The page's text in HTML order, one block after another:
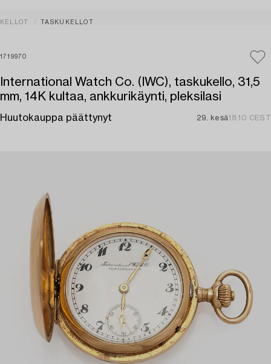
KELLOT TASKUKELLOT
1719970
International Watch Co. (IWC), taskukello, 31,5
mm, 14K kultaa, ankkurikäynti, pleksilasi
Huutokauppa päättynyt 29. kesä18:10 CEST